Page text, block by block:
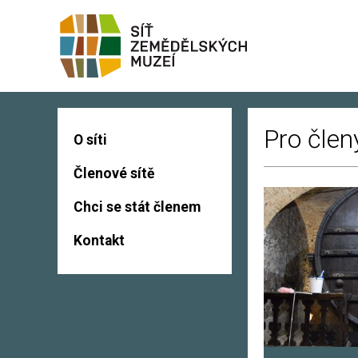
Pro
O síti
Členové sítě
Chci se stát členem
Kontakt